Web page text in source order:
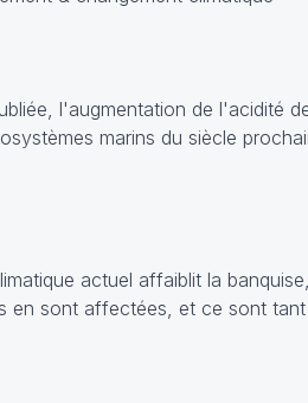
l'augmentation de l'acidité
marins du siècle
actuel affaiblit la
en sont affectées, et ce sont